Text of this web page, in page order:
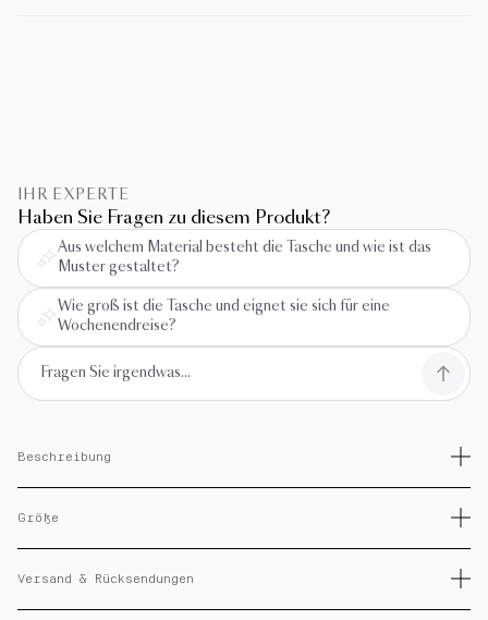
IHR EXPERTE
Haben Sie Fragen zu diesem Produkt?
Aus welchem Material besteht die Tasche und wie ist das
Muster gestaltet?
Wie groß ist die Tasche und eignet sie sich für eine
Wochenendreise?
Beschreibung
dem handpatinierten Muster geprägten Blütenblumen -Leder
Kabinenformates können Sie dank der großzügigen Dimensionen
Reißverschluss in Tasche
Größe
Versand & Rücksendungen